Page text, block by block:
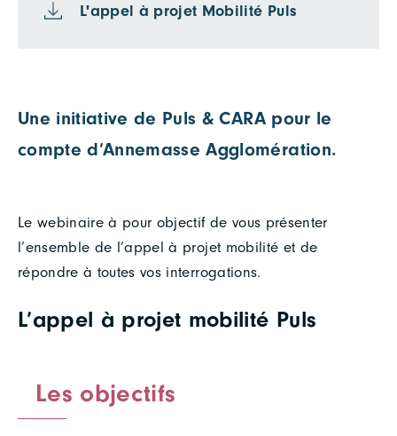
Une initiative de Puls & CARA pour le
compte d’Annemasse Agglomération.
Le webinaire à pour objectif de vous présenter
l’ensemble de l’appel à projet mobilité et de
répondre à toutes vos interrogations.
L’appel à projet mobilité Puls
Les objectifs
L'appel à projet Mobilité Puls